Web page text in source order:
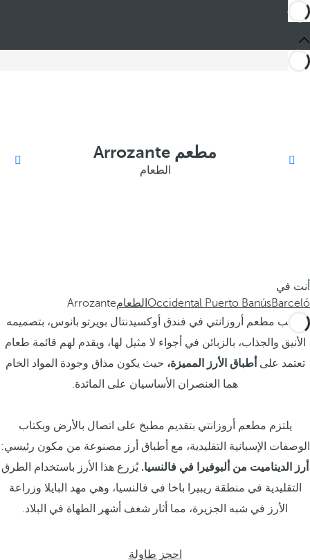
مطعم Arrozante
الطعام
أنت في
Barceló
Occidental Puerto Banús الطعامArrozante
يرحب مطعم أروزانتي في فندق أوكسيدنتال بويرتو بانوس، بتصميمه
الأنيق والجذاب، بالزبائن في أجواء لا مثيل لها، ويقدم لهم قائمة طعام
تعتمد على أطباق الأرز المميزة، حيث يكون مذاق وجودة المواد الخام
هما العنصران الأساسيان على المائدة.
يلتزم مطعم أروزانتي بتقديم مطبخ على اتصال بالأرض وبكتاب
الوصفات الإسبانية التقليدية، مع أطباق أرز مصنوعة من مكون رئيسي:
أرز الديناميت من ألبوفيرا في فالنسيا. يُزرع هذا الأرز باستخدام الطرق
التقليدية في منطقة ريبيرا باخا في فالنسيا، وهي مهد البايلا وزراعة
الأرز في شبه الجزيرة، مما أثار شغف أشهر الطهاة في البلاد.
احجز طاولة